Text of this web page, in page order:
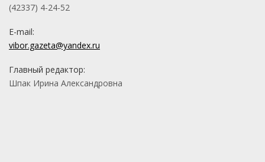
(42337) 4-24-52
E-mail:
vibor.gazeta@yandex.ru
Главный редактор:
Шпак Ирина Александровна